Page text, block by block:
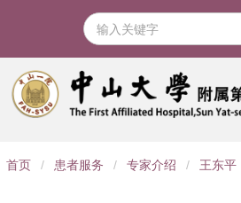
导
首页 / 患者服务 / 专家介绍 / 王东平